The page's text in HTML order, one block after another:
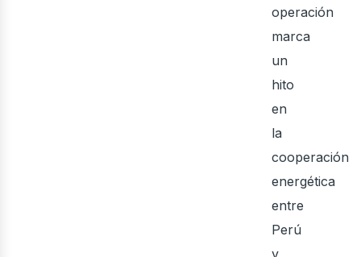
operación
marca
un
hito
en
la
cooperación
energética
entre
Perú
y